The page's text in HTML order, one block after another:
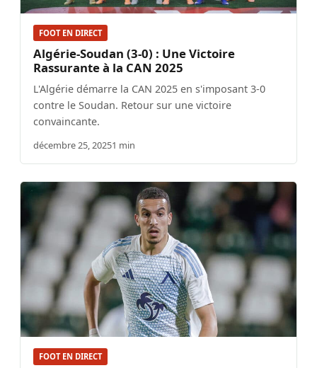
FOOT EN DIRECT
Algérie-Soudan (3-0) : Une Victoire
Rassurante à la CAN 2025
L'Algérie démarre la CAN 2025 en s'imposant 3-0
contre le Soudan. Retour sur une victoire
convaincante.
décembre 25, 20251 min
FOOT EN DIRECT